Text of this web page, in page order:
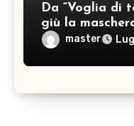
Da “Voglia di
giù la
master